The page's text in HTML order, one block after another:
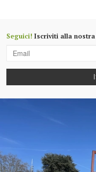
Seguici! Iscriviti alla